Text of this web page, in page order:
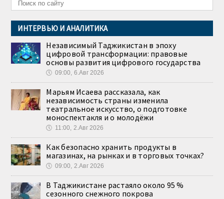
ИНТЕРВЬЮ И АНАЛИТИКА
Независимый Таджикистан в эпоху
цифровой трансформации: правовые
основы развития цифрового государства
🕔 09:00, 6.Авг 2026
Марьям Исаева рассказала, как
независимость страны изменила
театральное искусство, о подготовке
моноспектакля и о молодёжи
🕔 11:00, 2.Авг 2026
Как безопасно хранить продукты в
магазинах, на рынках и в торговых точках?
🕔 09:00, 2.Авг 2026
В Таджикистане растаяло около 95 %
сезонного снежного покрова